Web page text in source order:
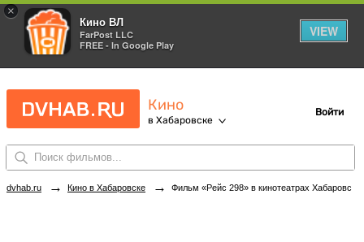
×
Кино ВЛ
FarPost LLC
FREE - In Google Play
VIEW
Кино
в Хабаровске
Войти
dvhab.ru → Кино в Хабаровске → Фильм «Рейс 298» в кинотеатрах Хабаровска. Купить билеты!